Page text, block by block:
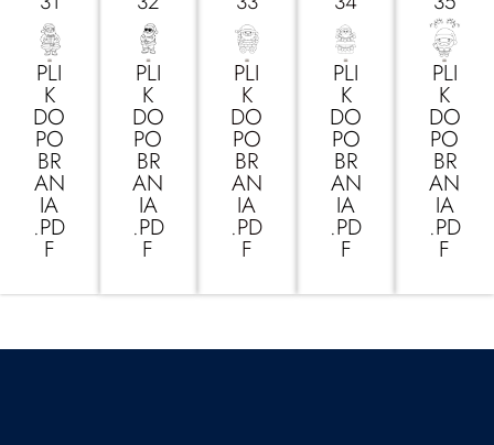
PLI
K
DO
PO
BR
AN
IA
.PD
F
PLI
K
DO
PO
BR
AN
IA
.PD
F
PLI
K
DO
PO
BR
AN
IA
.PD
F
PLI
K
DO
PO
BR
AN
IA
.PD
F
PLI
K
DO
PO
BR
AN
IA
.PD
F